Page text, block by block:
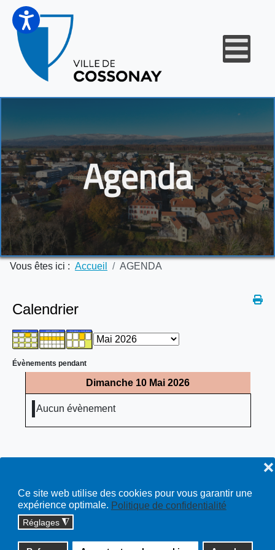
Ce site web utilise des cookies pour vous garantir une
expérience optimale. Politique de confidentialité
Réglages ◮
❌
Agenda
Vous êtes ici : Accueil AGENDA
Calendrier
Évènements pendant
Dimanche 10 Mai 2026
Aucun évènement
Copyright © 2026 cossonay.ch - tous droits réservés | site :